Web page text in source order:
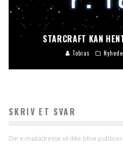
STARCRAFT KAN
Tobias
SKRIV ET SVAR
Din e-mailadresse vil ikke blive